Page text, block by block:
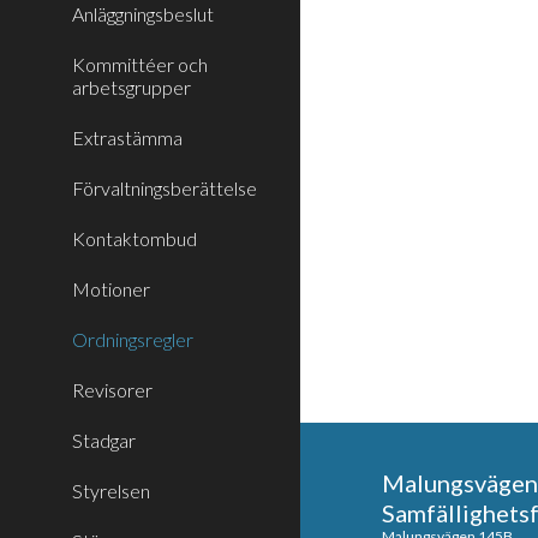
Anläggningsbeslut
Kommittéer och
arbetsgrupper
Extrastämma
Förvaltningsberättelse
Kontaktombud
Motioner
Ordningsregler
Revisorer
Stadgar
Styrelsen